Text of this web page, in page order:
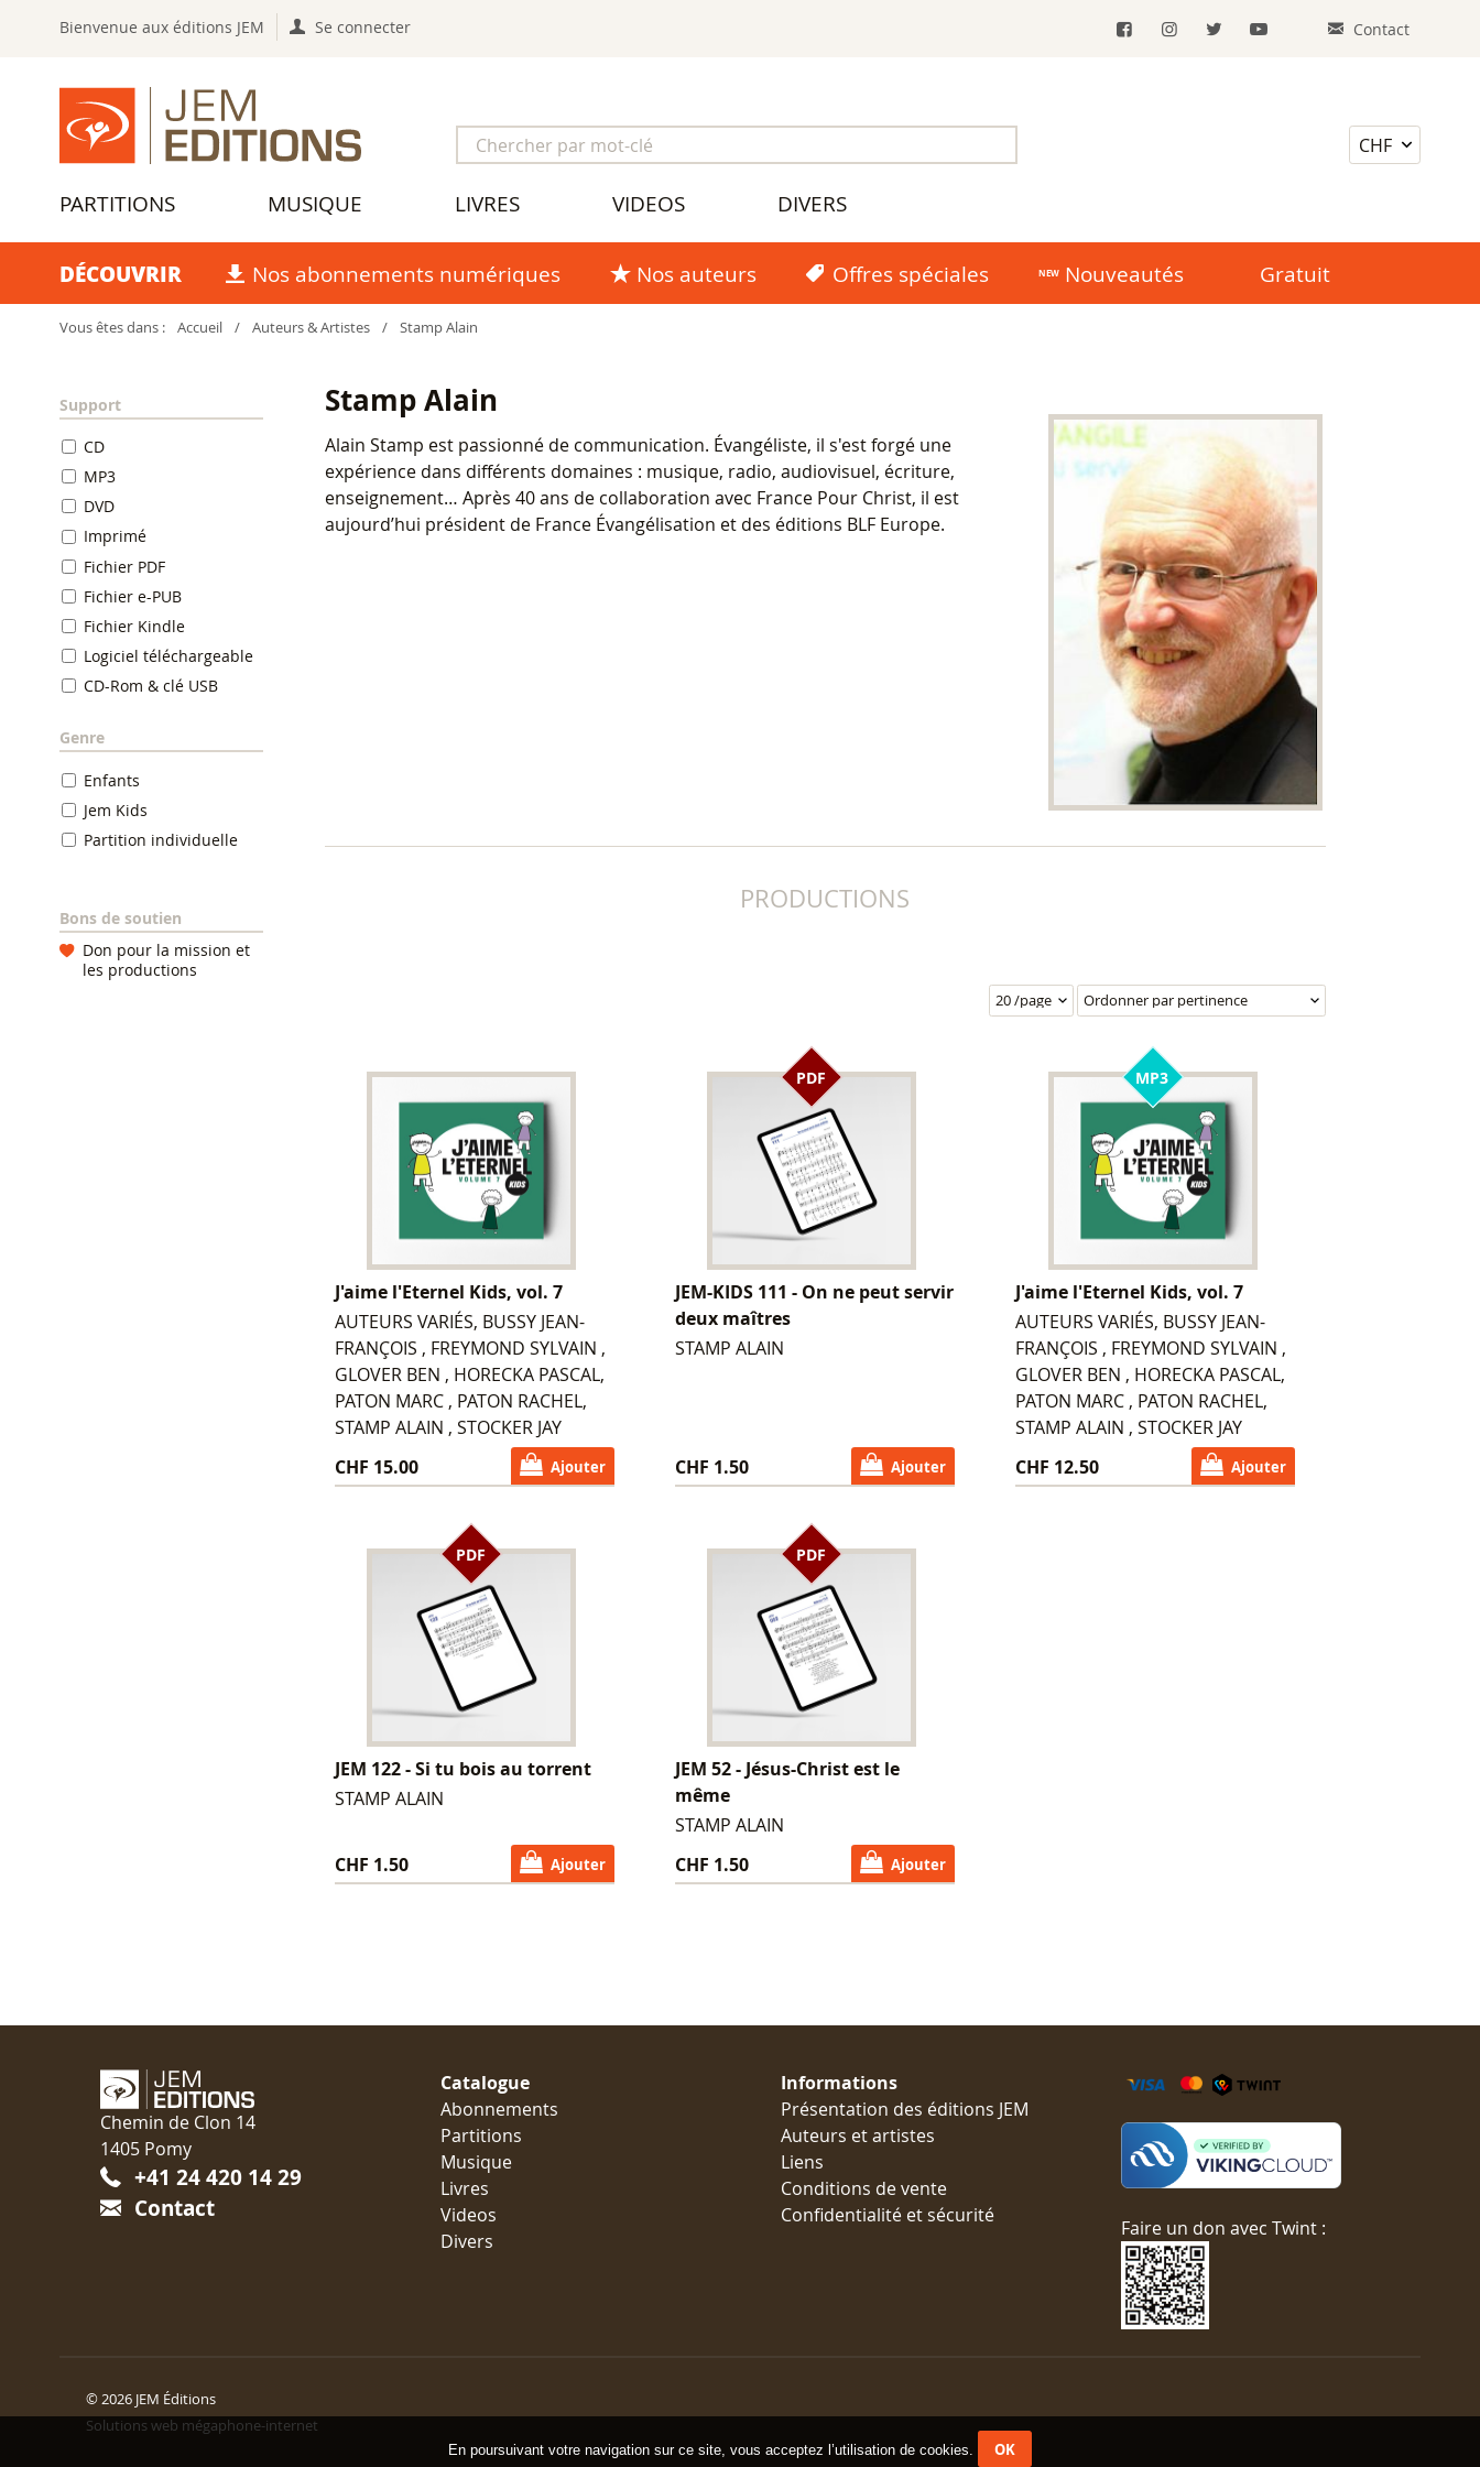
En poursuivant votre navigation sur ce site, vous acceptez l’utilisation de cookies. OK
Bienvenue aux éditions JEM Se connecter Contact
PARTITIONS MUSIQUE LIVRES VIDEOS DIVERS
DÉCOUVRIR Nos abonnements numériques Nos auteurs Offres spéciales Nouveautés Gratuit
Vous êtes dans : Accueil / Auteurs & Artistes / Stamp Alain
Support
CD
MP3
DVD
Imprimé
Fichier PDF
Fichier e-PUB
Fichier Kindle
Logiciel téléchargeable
CD-Rom & clé USB
Genre
Enfants
Jem Kids
Partition individuelle
Bons de soutien
Don pour la mission et
les productions
Stamp Alain
Alain Stamp est passionné de communication. Évangéliste, il s'est forgé une
expérience dans différents domaines : musique, radio, audiovisuel, écriture,
enseignement… Après 40 ans de collaboration avec France Pour Christ, il est
aujourd’hui président de France Évangélisation et des éditions BLF Europe.
PRODUCTIONS
J'aime l'Eternel Kids, vol. 7
AUTEURS VARIÉS, BUSSY JEAN-
FRANÇOIS , FREYMOND SYLVAIN ,
GLOVER BEN , HORECKA PASCAL,
PATON MARC , PATON RACHEL,
STAMP ALAIN , STOCKER JAY
CHF 15.00
Ajouter
PDF
JEM-KIDS 111 - On ne peut servir
deux maîtres
STAMP ALAIN
CHF 1.50 Ajouter
MP3
J'aime l'Eternel Kids, vol. 7
AUTEURS VARIÉS, BUSSY JEAN-
FRANÇOIS , FREYMOND SYLVAIN ,
GLOVER BEN , HORECKA PASCAL,
PATON MARC , PATON RACHEL,
STAMP ALAIN , STOCKER JAY
CHF 12.50
Ajouter
PDF
JEM 122 - Si tu bois au torrent
STAMP ALAIN
CHF 1.50 Ajouter
PDF
JEM 52 - Jésus-Christ est le
même
STAMP ALAIN
CHF 1.50
Ajouter
Chemin de Clon 14
1405 Pomy
+41 24 420 14 29
Contact
Catalogue
Abonnements
Partitions
Musique
Livres
Videos
Divers
Informations
Présentation des éditions JEM
Auteurs et artistes
Liens
Conditions de vente
Confidentialité et sécurité
Faire un don avec Twint :
© 2026 JEM Éditions
Solutions web mégaphone-internet